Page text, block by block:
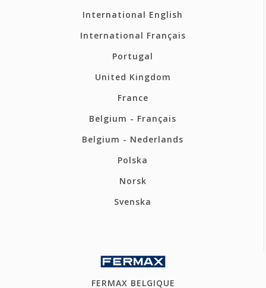
International English
International Français
Portugal
United Kingdom
France
Belgium - Français
Belgium - Nederlands
Polska
Norsk
Svenska
FERMAX BELGIQUE